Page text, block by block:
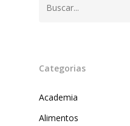
Categorias
Academia
Alimentos